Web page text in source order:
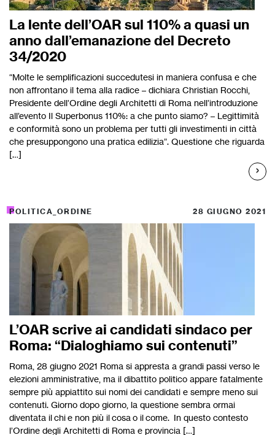
La lente dell’OAR sul 110% a quasi un
anno dall’emanazione del Decreto
34/2020
“Molte le semplificazioni succedutesi in maniera confusa e che
non affrontano il tema alla radice – dichiara Christian Rocchi,
Presidente dell’Ordine degli Architetti di Roma nell’introduzione
all’evento Il Superbonus 110%: a che punto siamo? – Legittimità
e conformità sono un problema per tutti gli investimenti in città
che presuppongono una pratica edilizia”. Questione che riguarda
[…]
POLITICA_ORDINE 28 GIUGNO 2021
L’OAR scrive ai candidati sindaco per
Roma: “Dialoghiamo sui contenuti”
Roma, 28 giugno 2021 Roma si appresta a grandi passi verso le
elezioni amministrative, ma il dibattito politico appare fatalmente
sempre più appiattito sui nomi dei candidati e sempre meno sui
contenuti. Giorno dopo giorno, la questione sembra ormai
diventata il chi e non più il cosa o il come. In questo contesto
l’Ordine degli Architetti di Roma e provincia […]